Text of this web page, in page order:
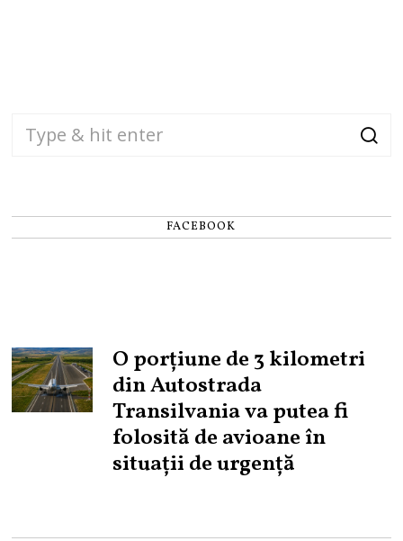
FACEBOOK
O porțiune de 3 kilometri
din Autostrada
Transilvania va putea fi
folosită de avioane în
situații de urgență